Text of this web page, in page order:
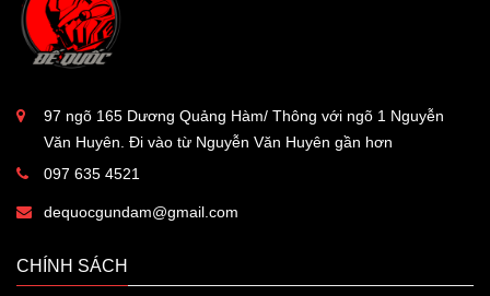
97 ngõ 165 Dương Quảng Hàm/ Thông với ngõ 1 Nguyễn
Văn Huyên. Đi vào từ Nguyễn Văn Huyên gần hơn
097 635 4521
dequocgundam@gmail.com
CHÍNH SÁCH